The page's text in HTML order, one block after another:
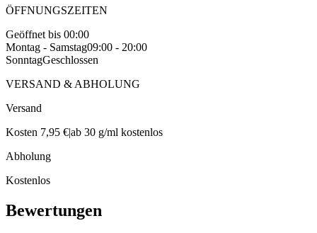
ÖFFNUNGSZEITEN
Geöffnet bis 00:00
Montag - Samstag09:00 - 20:00
SonntagGeschlossen
VERSAND & ABHOLUNG
Versand
Kosten 7,95 €|ab 30 g/ml kostenlos
Abholung
Kostenlos
Bewertungen